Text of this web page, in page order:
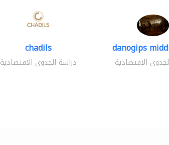
chadils
دراسة الجدوى الاقتصادية
danogips
الاقتصادية